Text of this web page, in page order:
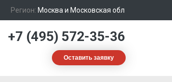
Регион: Москва и Московская обл
+7 (495) 572-35-36
Оставить заявку